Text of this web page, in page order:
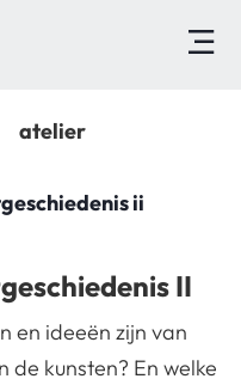
atelier
ii
II
en ideeën zijn van
de kunsten? En welke